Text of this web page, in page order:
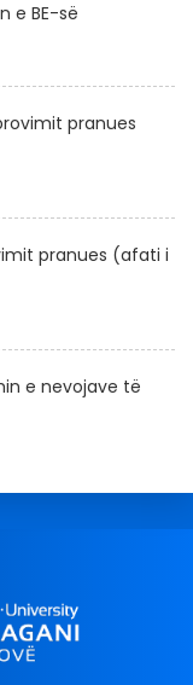
e BE-së
pranues
pranues (afati i
e nevojave të